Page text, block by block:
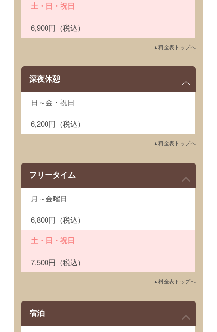
土・日・祝日
6,900円（税込）
▲料金表トップへ
深夜休憩
日～金・祝日
6,200円（税込）
▲料金表トップへ
フリータイム
月～金曜日
6,800円（税込）
土・日・祝日
7,500円（税込）
▲料金表トップへ
宿泊